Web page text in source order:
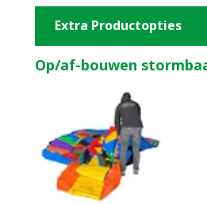
Extra Productopties
Op/af-bouwen